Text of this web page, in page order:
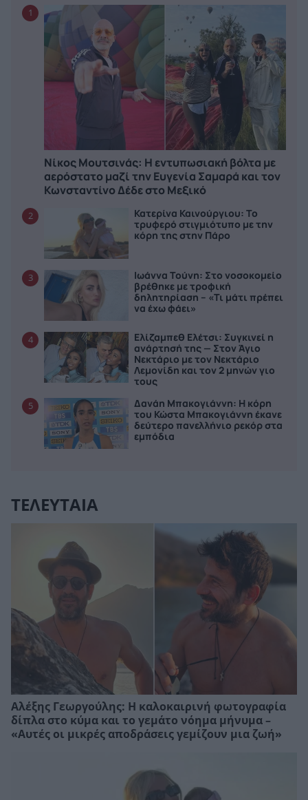
1
Νίκος Μουτσινάς: Η εντυπωσιακή βόλτα με
αερόστατο μαζί την Ευγενία Σαμαρά και τον
Κωνσταντίνο Δέδε στο Μεξικό
2
Κατερίνα Καινούργιου: Το
τρυφερό στιγμιότυπο με την
κόρη της στην Πάρο
3
Ιωάννα Τούνη: Στο νοσοκομείο
βρέθηκε με τροφική
δηλητηρίαση – «Τι μάτι πρέπει
να έχω φάει»
4
Ελίζαμπεθ Ελέτσι: Συγκινεί η
ανάρτησή της — Στον Άγιο
Νεκτάριο με τον Νεκτάριο
Λεμονίδη και τον 2 μηνών γιο
τους
5
Δανάη Μπακογιάννη: Η κόρη
του Κώστα Μπακογιάννη έκανε
δεύτερο πανελλήνιο ρεκόρ στα
εμπόδια
ΤΕΛΕΥΤΑΙΑ
Αλέξης Γεωργούλης: Η καλοκαιρινή φωτογραφία
δίπλα στο κύμα και το γεμάτο νόημα μήνυμα –
«Αυτές οι μικρές αποδράσεις γεμίζουν μια ζωή»